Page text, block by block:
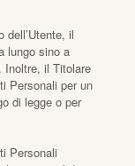
dell’Utente, il
lungo sino a
Inoltre, il Titolare
Personali per un
di legge o per
Personali